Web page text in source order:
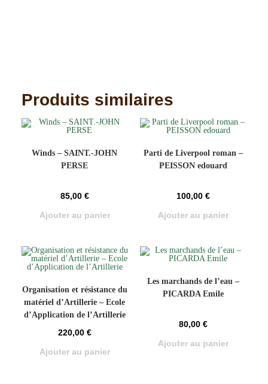
Produits similaires
Winds – SAINT.-JOHN
PERSE
85,00 €
Ajouter au panier
Parti de Liverpool roman –
PEISSON edouard
100,00€
Ajouter au panier
Organisation et résistance du
matériel d’Artillerie – Ecole
d’Application de l’Artillerie
220,00 €
Ajouter au panier
Les marchands de l’eau –
PICARDA Emile
80,00€
Ajouter au panier